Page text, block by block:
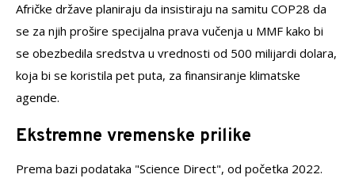
Afričke države planiraju da insistiraju na samitu COP28 da
se za njih prošire specijalna prava vučenja u MMF kako bi
se obezbedila sredstva u vrednosti od 500 milijardi dolara,
koja bi se koristila pet puta, za finansiranje klimatske
agende.
Ekstremne vremenske prilike
Prema bazi podataka "Science Direct", od početka 2022.